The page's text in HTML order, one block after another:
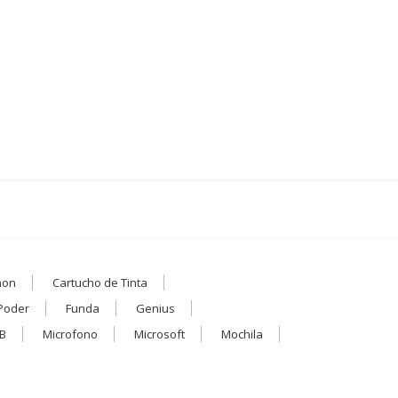
Cartucho de Tinta
Funda
Genius
Microfono Microsoft
Mochila